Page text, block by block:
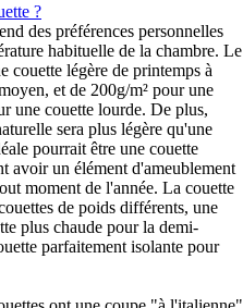
?
des préférences personnelles
habituelle de la chambre. Le
couette légère de printemps à
et de 200g/m² pour une
une couette lourde. De plus,
sera plus légère qu'une
pourrait être une couette
avoir un élément d'ameublement
moment de l'année. La couette
de poids différents, une
plus chaude pour la demi-
parfaitement isolante pour